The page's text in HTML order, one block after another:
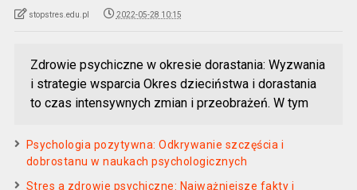
stopstres.edu.pl 2022-05-28 10:15
Zdrowie psychiczne w okresie dorastania: Wyzwania
i strategie wsparcia Okres dzieciństwa i dorastania
to czas intensywnych zmian i przeobrażeń. W tym
Psychologia pozytywna: Odkrywanie szczęścia i
dobrostanu w naukach psychologicznych
Stres a zdrowie psychiczne: Najważniejsze fakty i